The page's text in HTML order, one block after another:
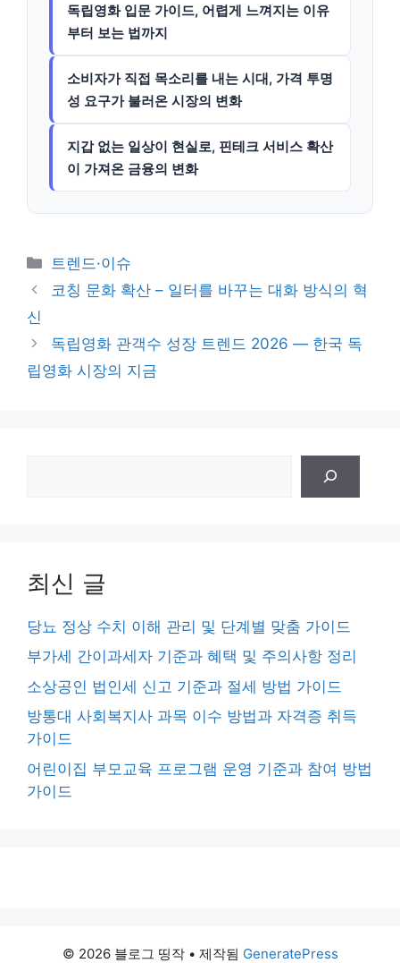
독립영화 입문 가이드, 어렵게 느껴지는 이유
부터 보는 법까지
소비자가 직접 목소리를 내는 시대, 가격 투명
성 요구가 불러온 시장의 변화
지갑 없는 일상이 현실로, 핀테크 서비스 확산
이 가져온 금융의 변화
카
테
트렌드·이슈
코칭 문화 확산 – 일터를 바꾸는 대화 방식의 혁
신
독립영화 관객수 성장 트렌드 2026 — 한국 독
립영화 시장의 지금
최신 글
당뇨 정상 수치 이해 관리 및 단계별 맞춤 가이드
부가세 간이과세자 기준과 혜택 및 주의사항 정리
소상공인 법인세 신고 기준과 절세 방법 가이드
방통대 사회복지사 과목 이수 방법과 자격증 취득
가이드
어린이집 부모교육 프로그램 운영 기준과 참여 방법
가이드
© 2026 블로그 띵작• 제작됨 GeneratePress